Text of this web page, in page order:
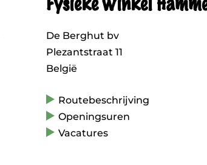
Fysieke winkel
De Berghut bv
Plezantstraat 11
België
Routebeschrijving
Openingsuren
Vacatures